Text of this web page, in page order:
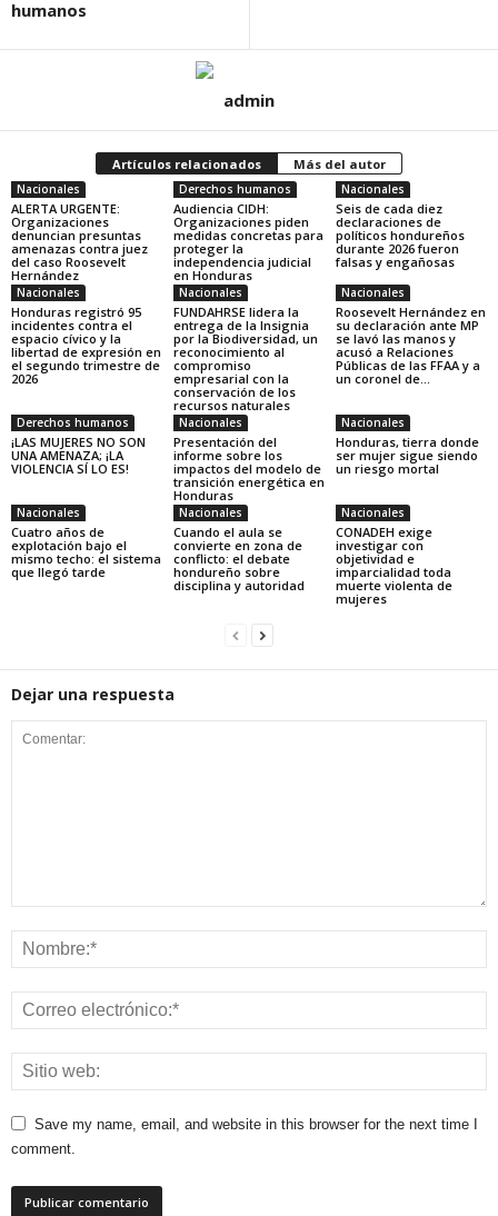
humanos
admin
Artículos relacionados Más del autor
Nacionales
ALERTA URGENTE:
Organizaciones
denuncian presuntas
amenazas contra juez
del caso Roosevelt
Hernández
Derechos humanos
Audiencia CIDH:
Organizaciones piden
medidas concretas para
proteger la
independencia judicial
en Honduras
Nacionales
Seis de cada diez
declaraciones de
políticos hondureños
durante 2026 fueron
falsas y engañosas
Nacionales
Honduras registró 95
incidentes contra el
espacio cívico y la
libertad de expresión en
el segundo trimestre de
2026
Nacionales
FUNDAHRSE lidera la
entrega de la Insignia
por la Biodiversidad, un
reconocimiento al
compromiso
empresarial con la
conservación de los
recursos naturales
Nacionales
Roosevelt Hernández en
su declaración ante MP
se lavó las manos y
acusó a Relaciones
Públicas de las FFAA y a
un coronel de...
Derechos humanos
¡LAS MUJERES NO SON
UNA AMENAZA; ¡LA
VIOLENCIA SÍ LO ES!
Nacionales
Presentación del
informe sobre los
impactos del modelo de
transición energética en
Honduras
Nacionales
Honduras, tierra donde
ser mujer sigue siendo
un riesgo mortal
Nacionales
Cuatro años de
explotación bajo el
mismo techo: el sistema
que llegó tarde
Nacionales
Cuando el aula se
convierte en zona de
conflicto: el debate
hondureño sobre
disciplina y autoridad
Nacionales
CONADEH exige
investigar con
objetividad e
imparcialidad toda
muerte violenta de
mujeres
Dejar una respuesta
Save my name, email, and website in this browser for the next time I
comment.